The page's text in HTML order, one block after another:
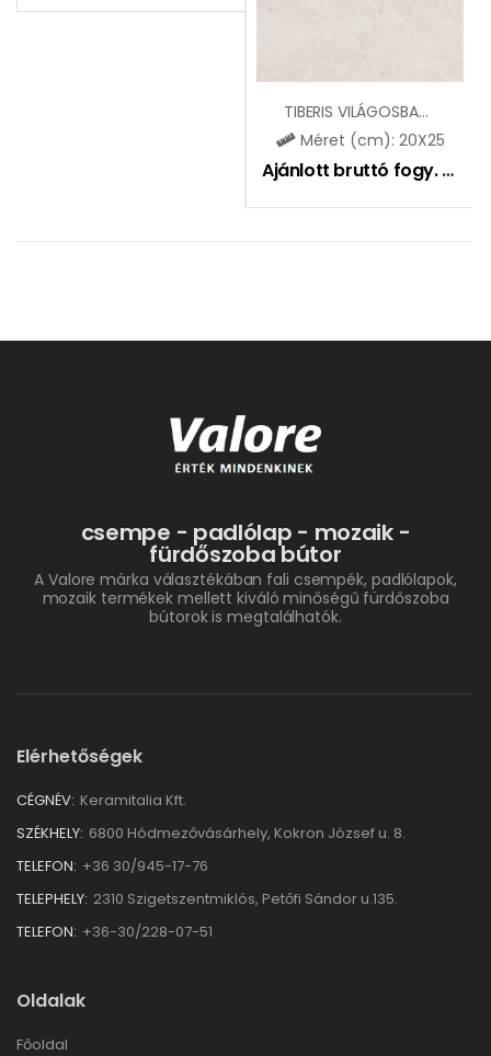
TIBERIS VILÁGOSBARNA ZBE798
Méret (cm): 20X25
Ajánlott bruttó fogy. ár:
csempe - padlólap - mozaik -
fürdőszoba bútor
A Valore márka választékában fali csempék, padlólapok,
mozaik termékek mellett kiváló minőségű fürdőszoba
bútorok is megtalálhatók.
Elérhetőségek
CÉGNÉV: Keramitalia Kft.
SZÉKHELY: 6800 Hódmezővásárhely, Kokron József u. 8.
TELEFON: +36 30/945-17-76
TELEPHELY: 2310 Szigetszentmiklós, Petőfi Sándor u.135.
TELEFON: +36-30/228-07-51
Oldalak
Főoldal